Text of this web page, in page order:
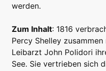
werden.
Zum Inhalt: 1816
Percy Shelley
Leibarzt John Polidori
See. Sie vertrieben sich